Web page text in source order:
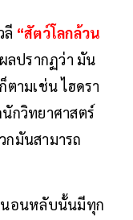
ลี “สัตว์โลกล้วน
ลปรากฏว่า มัน
ตามเช่น ไฮดรา
กวิทยาศาสตร์
มันสามารถ
นอนหลับนั้นมีทุก